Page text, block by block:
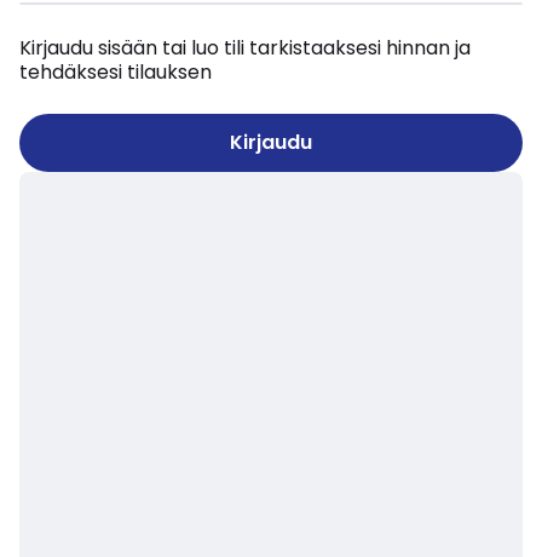
Kirjaudu sisään tai luo tili tarkistaaksesi hinnan ja
tehdäksesi tilauksen
Kirjaudu